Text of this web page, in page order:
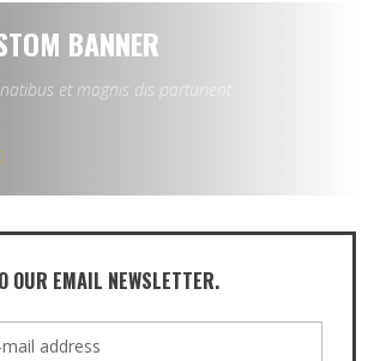
BANNER
et magnis dis parturient
OUR EMAIL NEWSLETTER.